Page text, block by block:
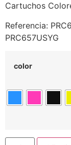
Cartuchos
Referencia:
PRC657USYG
color